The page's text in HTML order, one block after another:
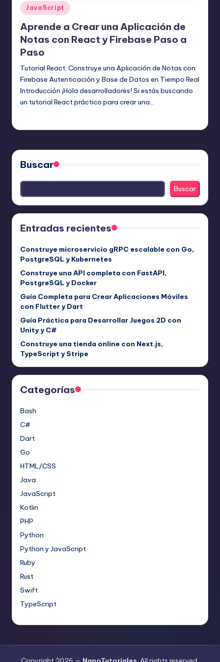
Publicado
en
JavaScript
Aprende a Crear una Aplicación de
Notas con React y Firebase Paso a
Paso
Tutorial React: Construye una Aplicación de Notas con
Firebase Autenticación y Base de Datos en Tiempo Real
Introducción ¡Hola desarrolladores! Si estás buscando
un tutorial React práctico para crear una…
Buscar
Buscar
Entradas recientes
Construye microservicio gRPC escalable con Go,
PostgreSQL y Kubernetes
Construye una API completa con FastAPI,
PostgreSQL y Docker
Guía Completa para Crear Aplicaciones Móviles
con Flutter y Dart
Guía Práctica para Desarrollar Juegos 2D con
Unity y C#
Construye una tienda online con Next.js,
TypeScript y Stripe
Categorías
Bash
C#
Dart
Go
HTML/CSS
Java
JavaScript
Kotlin
PHP
Python
Python y JavaScript
Ruby
Rust
Swift
TypeScript